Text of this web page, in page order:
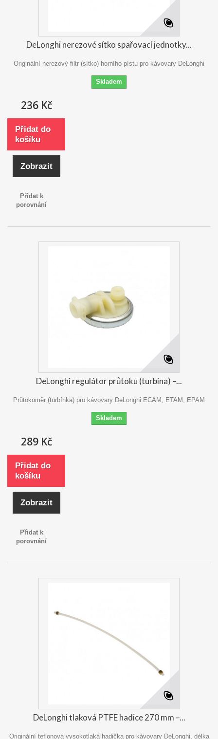
DeLonghi nerezové sítko spařovací jednotky...
Originální nerezový filtr (sítko) horního pístu pro kávovary DeLonghi
Skladem
236 Kč
Přidat do
košíku
Zobrazit
Přidat k
porovnání
DeLonghi regulátor průtoku (turbína) –...
Průtokoměr (turbínka) pro kávovary DeLonghi ECAM, ETAM, EPAM
Skladem
289 Kč
Přidat do
košíku
Zobrazit
Přidat k
porovnání
DeLonghi tlaková PTFE hadice 270 mm –...
Originální teflonová vysokotlaká hadička pro kávovary DeLonghi, délka